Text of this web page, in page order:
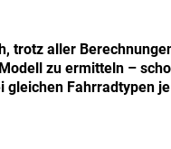
trotz aller
zu ermitteln –
gleichen Fahrradtypen